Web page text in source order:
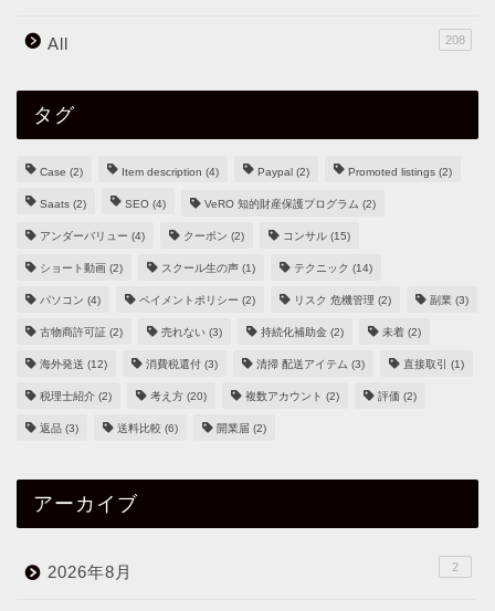
All 208
タグ
Case (2) Item description (4) Paypal (2) Promoted listings (2)
Saats (2) SEO (4) VeRO 知的財産保護プログラム (2)
アンダーバリュー (4) クーポン (2) コンサル (15)
ショート動画 (2) スクール生の声 (1) テクニック (14)
パソコン (4) ペイメントポリシー (2) リスク 危機管理 (2) 副業 (3)
古物商許可証 (2) 売れない (3) 持続化補助金 (2) 未着 (2)
海外発送 (12) 消費税還付 (3) 清掃 配送アイテム (3) 直接取引 (1)
税理士紹介 (2) 考え方 (20) 複数アカウント (2) 評価 (2)
返品 (3) 送料比較 (6) 開業届 (2)
アーカイブ
2026年8月 2